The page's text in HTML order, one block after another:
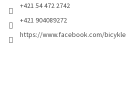
+421 54 472 2742
+421 904089272
https://www.facebook.com/bicykle